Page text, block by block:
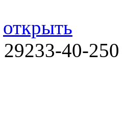
открыть
40-250